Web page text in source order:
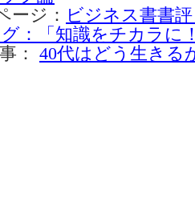
ージ： ビジネス書書
：「知識をチカラに
： 40代はどう生きる